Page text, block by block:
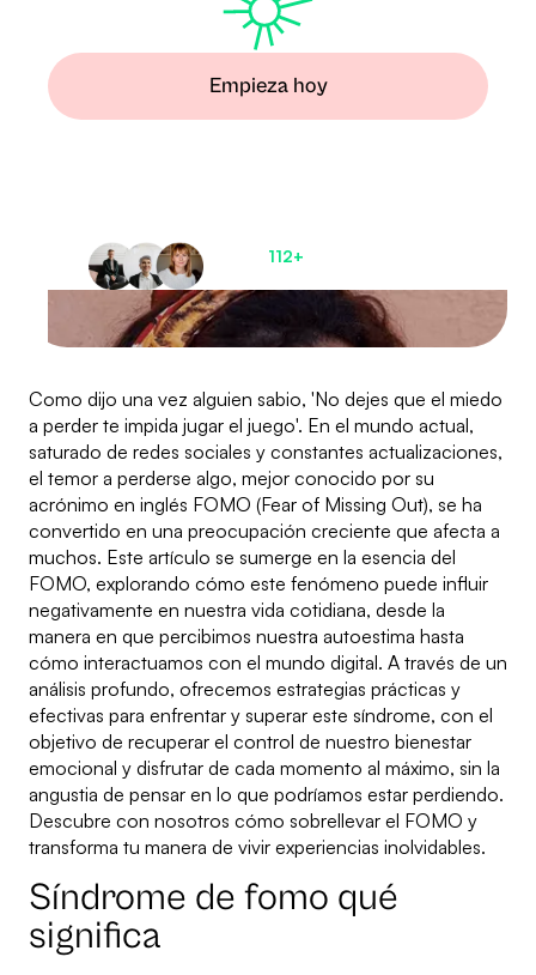
Empieza hoy
112+
Como dijo una vez alguien sabio, 'No dejes que el miedo
a perder te impida jugar el juego'. En el mundo actual,
saturado de redes sociales y constantes actualizaciones,
el temor a perderse algo, mejor conocido por su
acrónimo en inglés FOMO (Fear of Missing Out), se ha
convertido en una preocupación creciente que afecta a
muchos. Este artículo se sumerge en la esencia del
FOMO, explorando cómo este fenómeno puede influir
negativamente en nuestra vida cotidiana, desde la
manera en que percibimos nuestra autoestima hasta
cómo interactuamos con el mundo digital. A través de un
análisis profundo, ofrecemos estrategias prácticas y
efectivas para enfrentar y superar este síndrome, con el
objetivo de recuperar el control de nuestro bienestar
emocional y disfrutar de cada momento al máximo, sin la
angustia de pensar en lo que podríamos estar perdiendo.
Descubre con nosotros cómo sobrellevar el FOMO y
transforma tu manera de vivir experiencias inolvidables.
Síndrome de fomo qué
significa